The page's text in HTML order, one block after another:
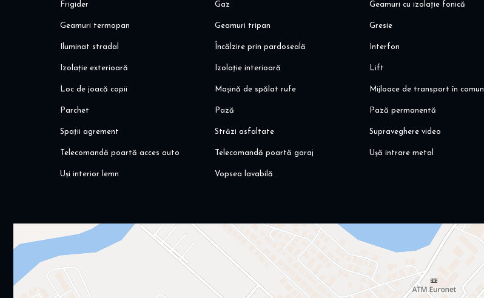
Alina Dinoiu
Pentru mai multe oferte va invit aici: dinoiuimobiliare.ro
Frigider Gaz Geamuri cu izolație fonică
Geamuri termopan Geamuri tripan Gresie
Iluminat stradal Încălzire prin pardoseală Interfon
Izolație exterioară Izolație interioară Lift
Loc de joacă copii Mașină de spălat rufe Mijloace de transport în comun
Parchet Pază Pază permanentă
Spații agrement Străzi asfaltate Supraveghere video
Telecomandă poartă acces auto Telecomandă poartă garaj Ușă intrare metal
Uși interior lemn Vopsea lavabilă